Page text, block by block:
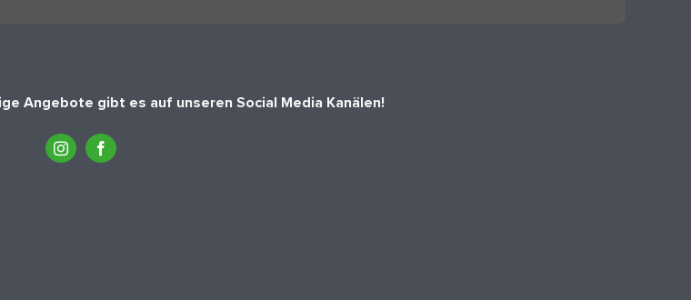
Angebote gibt es auf unseren Social Media Kanälen!